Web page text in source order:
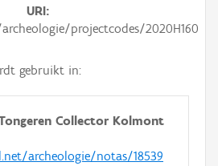
URI
projectcodes/2020H160
gebruikt in:
Collector Kolmont
archeologie/notas/18539